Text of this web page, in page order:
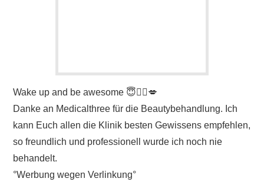
Wake up and be awesome 😇🧚‍♀️💋
Danke an Medicalthree für die Beautybehandlung. Ich
kann Euch allen die Klinik besten Gewissens empfehlen,
so freundlich und professionell wurde ich noch nie
behandelt.
°Werbung wegen Verlinkung°